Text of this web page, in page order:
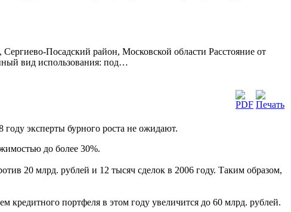
Посадский район, Московской области Расстояние от
вид использования: под…
эксперты бурного роста не ожидают.
до более 30%.
20 млрд. рублей и 12 тысяч сделок в 2006 году. Таким образом,
портфеля в этом году увеличится до 60 млрд. рублей.